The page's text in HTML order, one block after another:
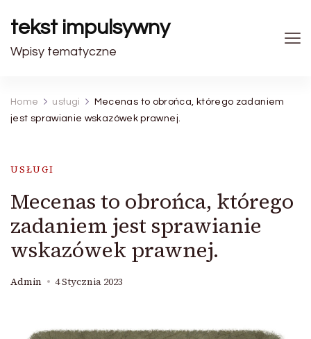
tekst impulsywny
Wpisy tematyczne
Home usługi
Mecenas to obrońca, którego zadaniem
jest sprawianie wskazówek prawnej.
USŁUGI
Mecenas to obrońca, którego
zadaniem jest sprawianie
wskazówek prawnej.
Admin 4 Stycznia 2023